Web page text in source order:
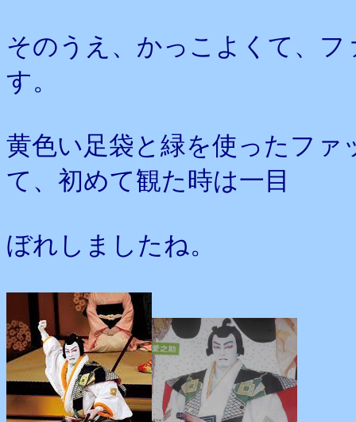
そのうえ、かっこよくて、
す。
黄色い足袋と緑を使ったフ
て、初めて観た時は一目
ぼれしましたね。